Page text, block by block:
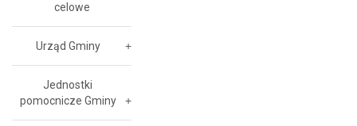
celowe
Urząd Gminy
Jednostki
pomocnicze Gminy